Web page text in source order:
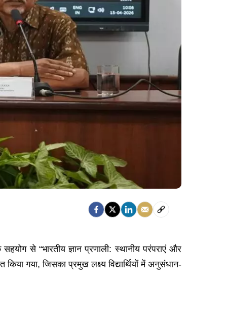
से “भारतीय ज्ञान प्रणाली: स्थानीय परंपराएं और
गया, जिसका प्रमुख लक्ष्य विद्यार्थियों में अनुसंधान-